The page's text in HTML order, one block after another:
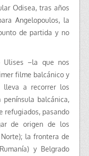
Odisea, tras años
Angelopoulos, la
de partida y no
Ulises –la que nos
filme balcánico y
a recorrer los
balcánica,
refugiados, pasando
de origen de los
la frontera de
y Belgrado